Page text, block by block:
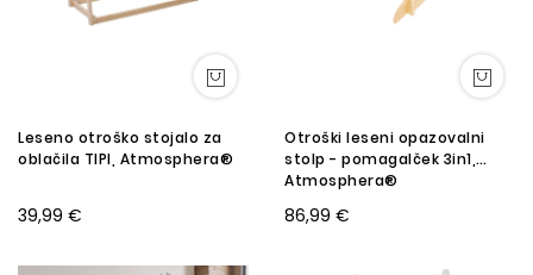
Leseno otroško stojalo za
oblačila TIPI, Atmosphera®
39,99 €
Otroški leseni opazovalni
stolp - pomagalček 3in1,
Atmosphera®
86,99 €